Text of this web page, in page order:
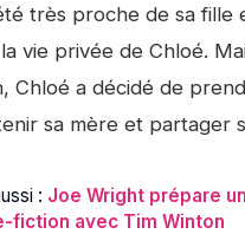
très proche de sa fille
vie privée de Chloé.
Chloé a décidé de
sa mère et partager
: Joe Wright prépare
fiction avec Tim Winton